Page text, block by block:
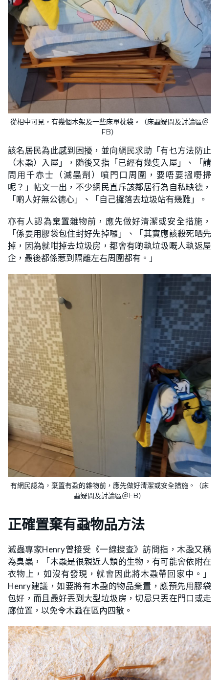
從相中可見，有幾個木架及一些床單枕袋。（床蝨疑問及討論區＠
FB）
該名居民為此感到困擾，並向網民求助「有乜方法防止
（木蝨）入屋」，隨後又指「已經有幾隻入屋」、「請
問用千赤士（滅蟲劑）噴門口周圍，要唔要搵嘢掃
呢？」帖文一出，不少網民直斥該鄰居行為自私缺德，
「啲人好無公德心」、「自己攞落去垃圾站有幾難」。
亦有人認為棄置雜物前，應先做好清潔或安全措施，
「係要用膠袋包住封好先掉囉」、「其實應該殺死晒先
掉，因為就咁掉去垃圾房，都會有啲執垃圾嘅人執返屋
企，最後都係惹到隔離左右周圍都有。」
有網民認為，棄置有蝨的雜物前，應先做好清潔或安全措施。（床
蝨疑問及討論區＠FB）
正確置棄有蝨物品方法
滅蟲專家Henry曾接受《一線搜查》訪問指，木蝨又稱
為臭蟲，「木蝨是很親近人類的生物，有可能會依附在
衣物上，如沒有發現，就會因此將木蝨帶回家中。」
Henry建議，如要將有木蝨的物品棄置，應預先用膠袋
包好，而且最好丟到大型垃圾房，切忌只丟在門口或走
廊位置，以免令木蝨在區內四散。